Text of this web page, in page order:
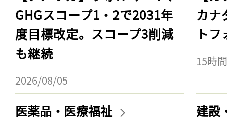
GHGスコープ1・2で2031年
度目標改定。スコープ3削減
も継続
2026/08/05
カナ
ト
15時
医薬品・医療福祉 建設